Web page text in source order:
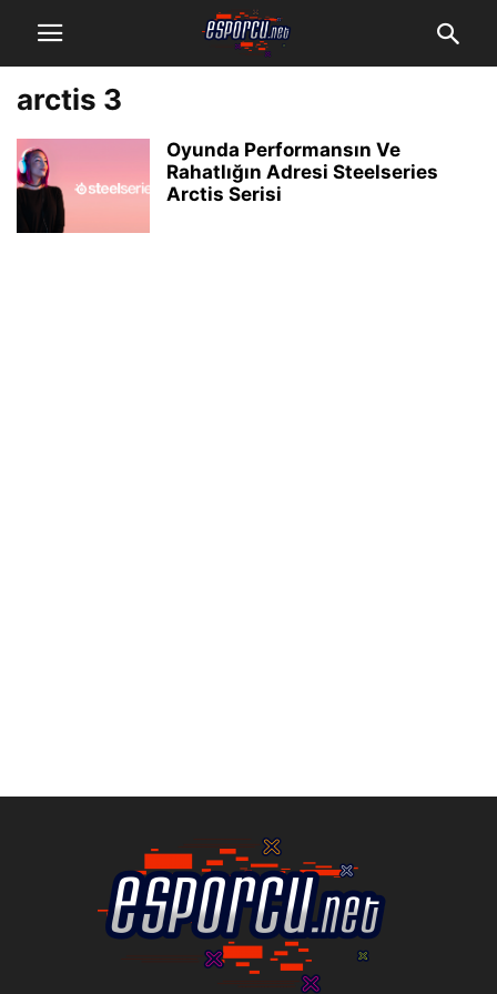
arctis 3
Oyunda Performansın Ve
Rahatlığın Adresi Steelseries
Arctis Serisi